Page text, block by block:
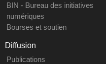
BIN - Bureau des initiatives
numériques
Bourses et soutien
Diffusion
Publications